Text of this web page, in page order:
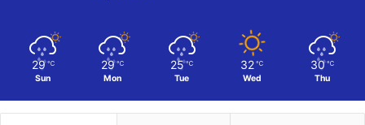
29 ℃
Sun
29 ℃
Mon
25 ℃
Tue
32 ℃
Wed
30 ℃
Thu